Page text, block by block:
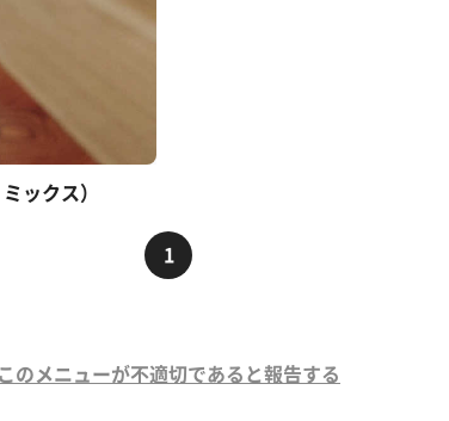
ックス）
1
このメニューが不適切であると報告する